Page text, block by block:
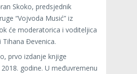
Skoko, predsjednik
“Vojvoda Musić” iz
će moderatorica i voditeljica
Đevenica.
prvo izdanje knjige
godine. U međuvremenu